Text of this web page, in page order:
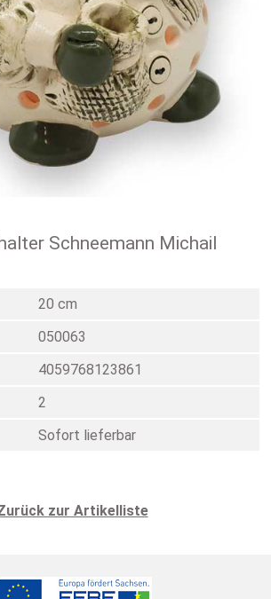
Schneemann Michail
20 cm
050063
4059768123861
2
Sofort lieferbar
zur Artikelliste